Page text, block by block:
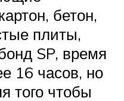
бетон,
плиты,
SP, время
16 часов, но
того чтобы